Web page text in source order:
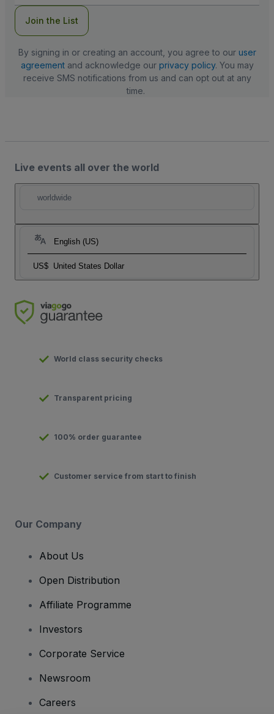
Join the List
By signing in or creating an account, you agree to our user
agreementand acknowledge our privacy policy. You may
receive SMS notifications from us and can opt out at any
time.
Live events all over the world
worldwide
English (US)
US$ United States Dollar
World class security checks
Transparent pricing
100% order guarantee
Customer service from start to finish
Our Company
About Us
Open Distribution
Affiliate Programme
Investors
Corporate Service
Newsroom
Careers